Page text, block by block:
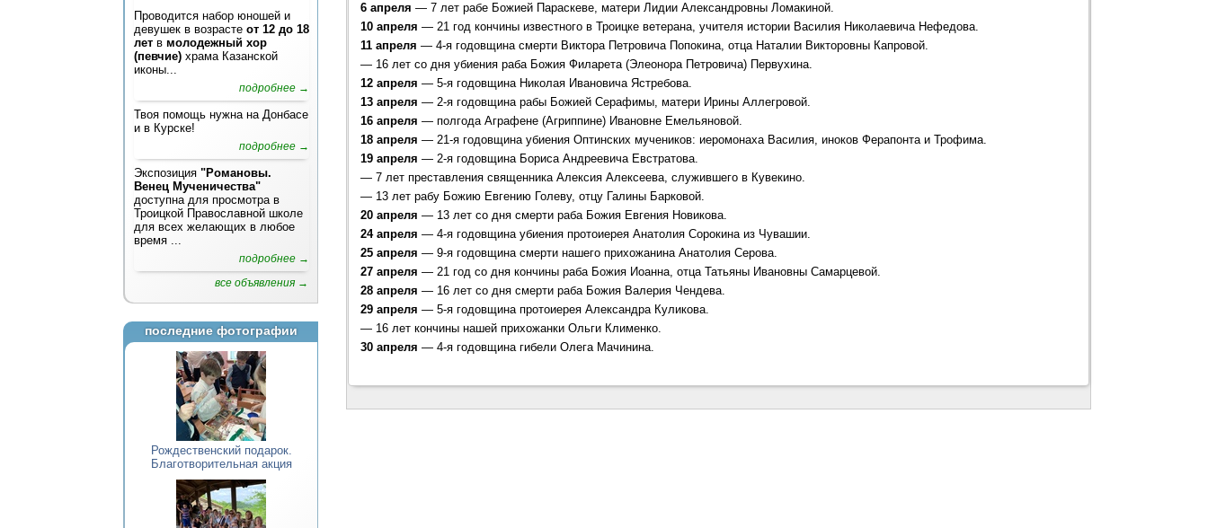
Проводится набор юношей и
девушек в возрастеот 12 до 18
лет вмолодежный хор
(певчие)храма Казанской
иконы...
подробнее →
Твоя помощь нужна на Донбасе
и в Курске!
подробнее →
Экспозиция"Романовы.
Венец Мученичества"
доступна для просмотра в
Троицкой Православной школе
для всех желающих в любое
время ...
подробнее →
все объявления →
последние фотографии
Рождественский подарок.
Благотворительная акция
6 апреля — 7 лет рабе Божией Параскеве, матери Лидии Александровны Ломакиной.
10 апреля — 21 год кончины известного в Троицке ветерана, учителя истории Василия Николаевича Нефедова.
11 апреля — 4-я годовщина смерти Виктора Петровича Попокина, отца Наталии Викторовны Капровой.
— 16 лет со дня убиения раба Божия Филарета (Элеонора Петровича) Первухина.
12 апреля — 5-я годовщина Николая Ивановича Ястребова.
13 апреля — 2-я годовщина рабы Божией Серафимы, матери Ирины Аллегровой.
16 апреля — полгода Аграфене (Агриппине) Ивановне Емельяновой.
18 апреля — 21-я годовщина убиения Оптинских мучеников: иеромонаха Василия, иноков Ферапонта и Трофима.
19 апреля — 2-я годовщина Бориса Андреевича Евстратова.
— 7 лет преставления священника Алексия Алексеева, служившего в Кувекино.
— 13 лет рабу Божию Евгению Голеву, отцу Галины Барковой.
20 апреля — 13 лет со дня смерти раба Божия Евгения Новикова.
24 апреля — 4-я годовщина убиения протоиерея Анатолия Сорокина из Чувашии.
25 апреля — 9-я годовщина смерти нашего прихожанина Анатолия Серова.
27 апреля — 21 год со дня кончины раба Божия Иоанна, отца Татьяны Ивановны Самарцевой.
28 апреля — 16 лет со дня смерти раба Божия Валерия Чендева.
29 апреля — 5-я годовщина протоиерея Александра Куликова.
— 16 лет кончины нашей прихожанки Ольги Клименко.
30 апреля — 4-я годовщина гибели Олега Мачинина.